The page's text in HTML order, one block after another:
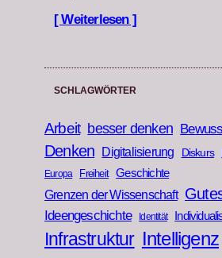
[ Weiterlesen ]
SCHLAGWÖRTER
Arbeit besser denken
Denken Digitalisierung Diskurs
Europa
Freiheit Geschichte
Grenzen der Wissenschaft
Ideengeschichte Identität
Infrastruktur Intelligenz